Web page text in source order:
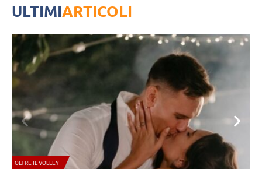
ULTIMIARTICOLI
A1 FEMMINILE